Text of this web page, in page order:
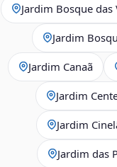
Jardim Bosque das
Jardim
Jardim Canaã
Jardim
Jardim
Jardim das